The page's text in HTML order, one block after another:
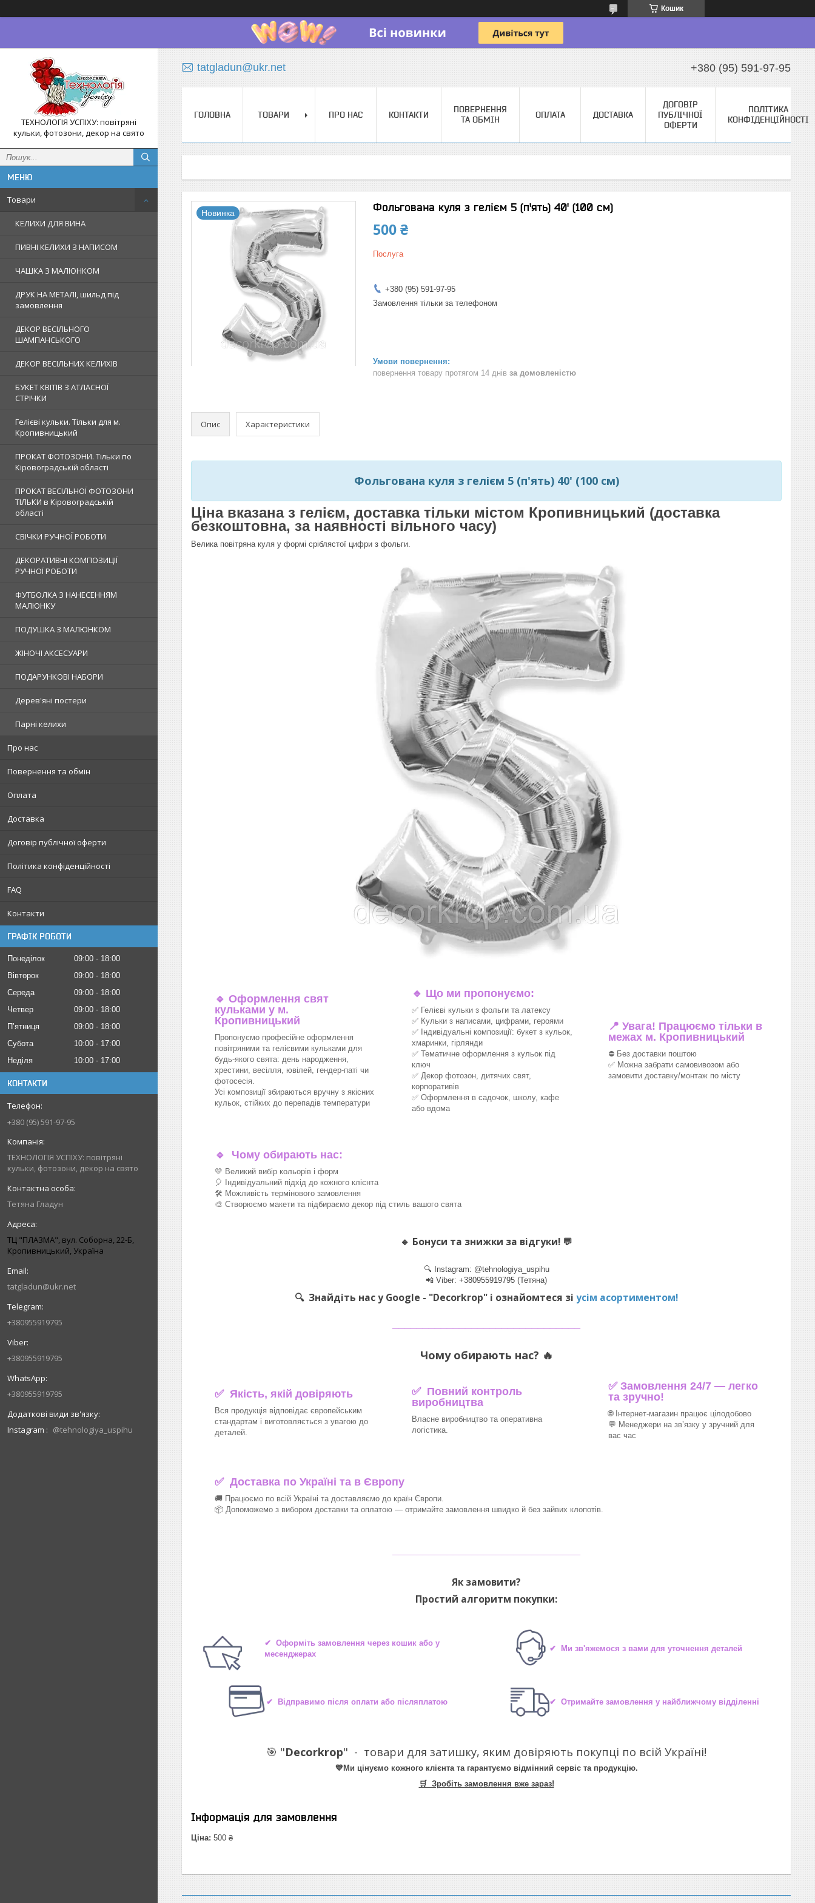
Кошик
ТЕХНОЛОГІЯ УСПІХУ: повітряні
кульки, фотозони, декор на свято
Товари
КЕЛИХИ ДЛЯ ВИНА
ПИВНІ КЕЛИХИ З НАПИСОМ
ЧАШКА З МАЛЮНКОМ
ДРУК НА МЕТАЛІ, шильд під
замовлення
ДЕКОР ВЕСІЛЬНОГО
ШАМПАНСЬКОГО
ДЕКОР ВЕСІЛЬНИХ КЕЛИХІВ
БУКЕТ КВІТІВ З АТЛАСНОЇ
СТРІЧКИ
Гелієві кульки. Тільки для м.
Кропивницький
ПРОКАТ ФОТОЗОНИ. Тільки по
Кіровоградській області
ПРОКАТ ВЕСІЛЬНОЇ ФОТОЗОНИ
ТІЛЬКИ в Кіровоградській
області
СВІЧКИ РУЧНОЇ РОБОТИ
ДЕКОРАТИВНІ КОМПОЗИЦІЇ
РУЧНОЇ РОБОТИ
ФУТБОЛКА З НАНЕСЕННЯМ
МАЛЮНКУ
ПОДУШКА З МАЛЮНКОМ
ЖІНОЧІ АКСЕСУАРИ
ПОДАРУНКОВІ НАБОРИ
Дерев'яні постери
Парні келихи
Про нас
Повернення та обмін
Оплата
Доставка
Договір публічної оферти
Політика конфіденційності
FAQ
Контакти
ГРАФІК РОБОТИ
Понеділок 09:00
18:00
Вівторок
09:00
18:00
Середа
09:00
18:00
Четвер
09:00
18:00
Пʼятниця
09:00
18:00
Субота
10:00
17:00
Неділя
10:00 17:00
КОНТАКТИ
+380 (95) 591-97-95
ТЕХНОЛОГІЯ УСПІХУ: повітряні
кульки, фотозони, декор на свято
Тетяна Гладун
ТЦ "ПЛАЗМА", вул. Соборна, 22-Б,
Кропивницький, Україна
tatgladun@ukr.net
+380955919795
+380955919795
+380955919795
Instagram @tehnologiya_uspihu
tatgladun@ukr.net +380 (95) 591-97-95
ГОЛОВНА ТОВАРИ ПРО НАС КОНТАКТИ
ПОВЕРНЕННЯ
ТА ОБМІН
ОПЛАТА ДОСТАВКА
ДОГОВІР
ПУБЛІЧНОЇ
ОФЕРТИ
ПОЛІТИКА
КОНФІДЕНЦІЙНОСТІ
Новинка Фольгована куля з гелієм 5 (п'ять) 40' (100 см)
500 ₴
Послуга
+380 (95) 591-97-95
Замовлення тільки за телефоном
повернення товару протягом 14 днів за домовленістю
Опис Характеристики
Фольгована куля з гелієм 5 (п'ять) 40' (100 см)
Ціна вказана з гелієм, доставка тільки містом Кропивницький (доставка
безкоштовна, за наявності вільного часу)
Велика повітряна куля у формі сріблястої цифри з фольги.
🔹 Оформлення свят
кульками у м.
Кропивницький
Пропонуємо професійне оформлення
повітряними та гелієвими кульками для
будь-якого свята: день народження,
хрестини, весілля, ювілей, гендер-паті чи
фотосесія.
Усі композиції збираються вручну з якісних
кульок, стійких до перепадів температури
🔹 Що ми пропонуємо:
✅ Гелієві кульки з фольги та латексу
✅ Кульки з написами, цифрами, героями
✅ Індивідуальні композиції: букет з кульок,
хмаринки, гірлянди
✅ Тематичне оформлення з кульок під
ключ
✅ Декор фотозон, дитячих свят,
корпоративів
✅ Оформлення в садочок, школу, кафе
або вдома
📍 Увага! Працюємо тільки в
межах м. Кропивницький
⛔ Без доставки поштою
✅ Можна забрати самовивозом або
замовити доставку/монтаж по місту
🔹 Чому обирають нас:
💛 Великий вибір кольорів і форм
🎈 Індивідуальний підхід до кожного клієнта
🛠 Можливість термінового замовлення
🎨 Створюємо макети та підбираємо декор під стиль вашого свята
🔹 Бонуси та знижки за відгуки! 💬
🔍 Instagram: @tehnologiya_uspihu
📲 Viber: +380955919795 (Тетяна)
🔍 Знайдіть нас у Google - "Decorkrop" і ознайомтеся зі усім асортиментом!
Чому обирають нас? 🔥
✅ Якість, якій довіряють
Вся продукція відповідає європейським
стандартам і виготовляється з увагою до
деталей.
✅ Повний контроль
виробництва
Власне виробництво та оперативна
логістика.
✅ Замовлення 24/7 — легко
та зручно!
🌐 Інтернет-магазин працює цілодобово
💬 Менеджери на зв’язку у зручний для
вас час
✅Доставка по Україні та в Європу
🚚 Працюємо по всій Україні та доставляємо до країн Європи.
📦 Допоможемо з вибором доставки та оплатою — отримайте замовлення швидко й без зайвих клопотів.
Як замовити?
Простий алгоритм покупки:
✔ Оформіть замовлення через кошик або у
месенджерах
✔ Ми зв'яжемося з вами для уточнення деталей
✔ Відправимо після оплати або післяплатою ✔ Отримайте замовлення у найближчому відділенні
🎯 "Decorkrop" - товари для затишку, яким довіряють покупці по всій Україні!
💙Ми цінуємо кожного клієнта та гарантуємо відмінний сервіс та продукцію.
🛒 Зробіть замовлення вже зараз!
Інформація для замовлення
Ціна: 500 ₴